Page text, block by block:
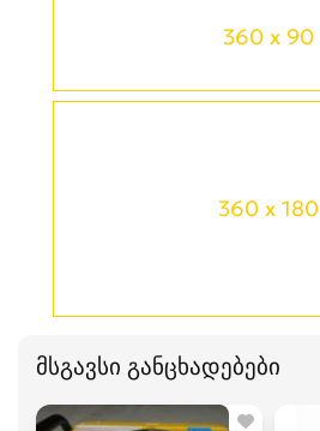
360 x 90
360 x 180
მსგავსი განცხადებები